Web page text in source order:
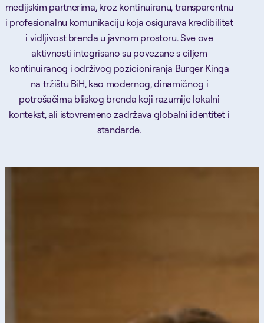
medijskim partnerima, kroz kontinuiranu, transparentnu
i profesionalnu komunikaciju koja osigurava kredibilitet
i vidljivost brenda u javnom prostoru. Sve ove
aktivnosti integrisano su povezane s ciljem
kontinuiranog i održivog pozicioniranja Burger Kinga
na tržištu BiH, kao modernog, dinamičnog i
potrošačima bliskog brenda koji razumije lokalni
kontekst, ali istovremeno zadržava globalni identitet i
standarde.